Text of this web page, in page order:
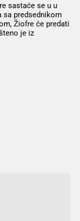
sastaće se u u
sa predsednikom
Žiofre će predati
je iz